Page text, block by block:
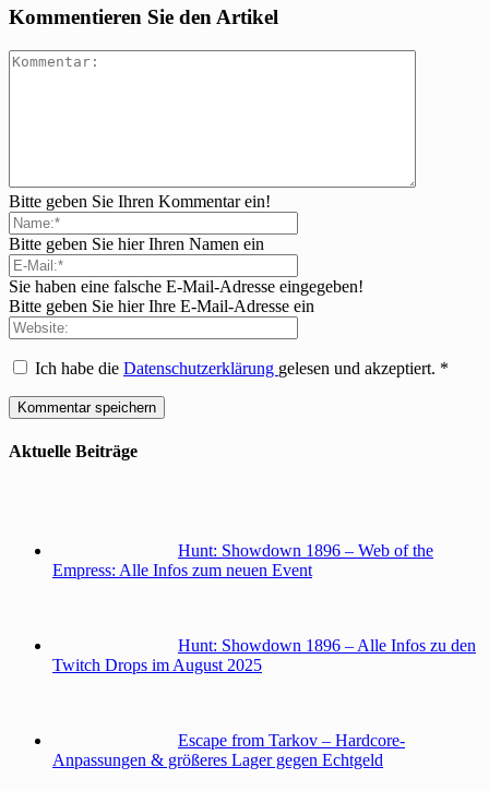
Kommentieren Sie den Artikel
Bitte geben Sie Ihren Kommentar ein!
Bitte geben Sie hier Ihren Namen ein
Sie haben eine falsche E-Mail-Adresse eingegeben!
Bitte geben Sie hier Ihre E-Mail-Adresse ein
Ich habe die Datenschutzerklärung gelesen und akzeptiert. *
Aktuelle Beiträge
Hunt: Showdown 1896 – Web of the
Empress: Alle Infos zum neuen Event
Hunt: Showdown 1896 – Alle Infos zu den
Twitch Drops im August 2025
Escape from Tarkov – Hardcore-
Anpassungen & größeres Lager gegen Echtgeld